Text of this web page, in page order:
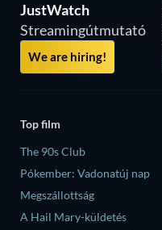
JustWatch
Streamingútmutató
We are hiring!
Top film
The 90s Club
Pókember: Vadonatúj nap
Megszállottság
A Hail Mary-küldetés